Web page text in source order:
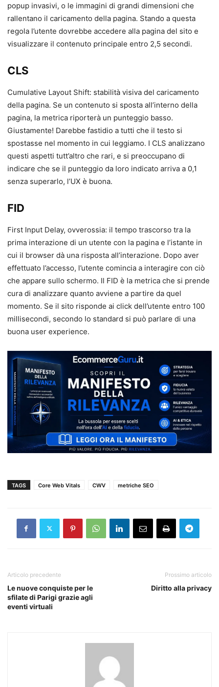
popup invasivi, o le immagini di grandi dimensioni che
rallentano il caricamento della pagina. Stando a questa
regola l’utente dovrebbe accedere alla pagina del sito e
visualizzare il contenuto principale entro 2,5 secondi.
CLS
Cumulative Layout Shift: stabilità visiva del caricamento
della pagina. Se un contenuto si sposta all’interno della
pagina, la metrica riporterà un punteggio basso.
Giustamente! Darebbe fastidio a tutti che il testo si
spostasse nel momento in cui leggiamo. I CLS analizzano
questi aspetti tutt’altro che rari, e si preoccupano di
indicare che se il punteggio da loro indicato arriva a 0,1
senza superarlo, l’UX è buona.
FID
First Input Delay, ovverossia: il tempo trascorso tra la
prima interazione di un utente con la pagina e l’istante in
cui il browser dà una risposta all’interazione. Dopo aver
effettuato l’accesso, l’utente comincia a interagire con ciò
che appare sullo schermo. Il FID è la metrica che si prende
cura di analizzare quanto avviene a partire da quel
momento. Se il sito risponde ai click dell’utente entro 100
millisecondi, secondo lo standard si può parlare di una
buona user experience.
TAGS Core Web Vitals CWV metriche SEO
Articolo precedente
Le nuove conquiste per le
sfilate di Parigi grazie agli
eventi virtuali
Prossimo articolo
Diritto alla privacy